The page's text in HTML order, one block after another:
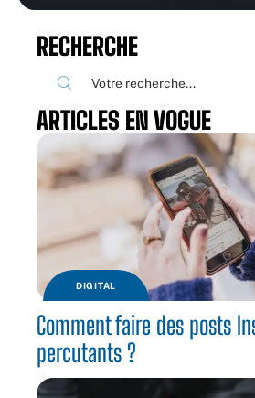
RECHERCHE
ARTICLES EN VOGUE
DIGITAL
Comment faire des posts
percutants ?